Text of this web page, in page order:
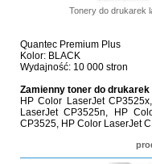
Tonery do drukarek
Quantec Premium Plus
Kolor: BLACK
Wydajność: 10 000 stron
Zamienny toner do
HP Color LaserJet
LaserJet CP3525n, HP
CP3525, HP Color LaserJet